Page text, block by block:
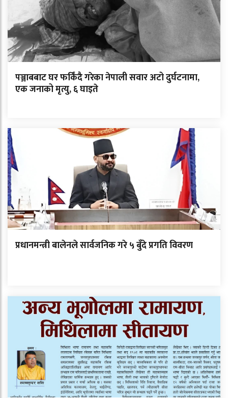
पञ्जाबबाट घर फर्किंदै गरेका नेपाली सवार अटो दुर्घटनामा,
एक जनाको मृत्यु, ६ घाइते
प्रधानमन्त्री बालेनले सार्वजनिक गरे ५ बुँदे प्रगति विवरण